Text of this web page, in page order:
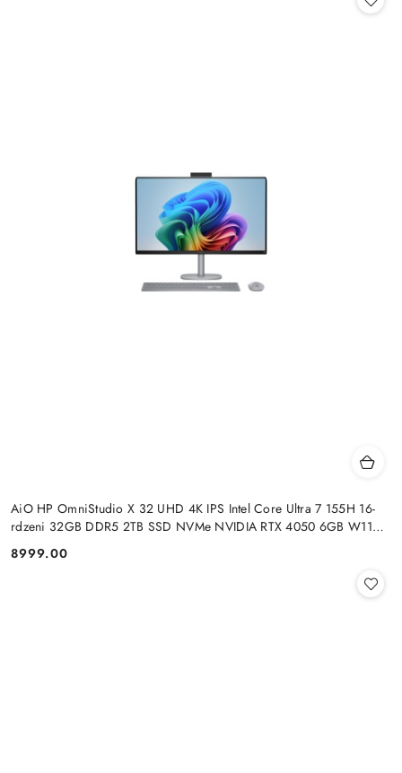
AiO HP OmniStudio X 32 UHD 4K IPS Intel Core Ultra 7 155H 16-
rdzeni 32GB DDR5 2TB SSD NVMe NVIDIA RTX 4050 6GB W11
Cena:
8999.00